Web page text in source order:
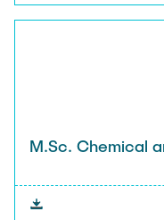
M.Sc. Chemical